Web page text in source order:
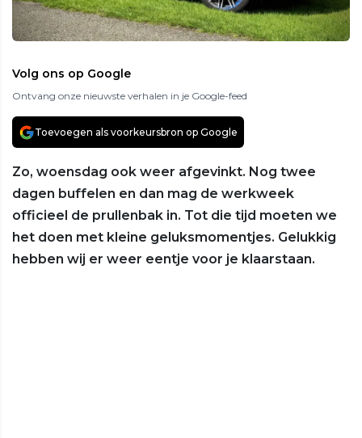
Volg ons op Google
Ontvang onze nieuwste verhalen in je Google-feed
Toevoegen als voorkeursbron op Google
Zo, woensdag ook weer afgevinkt. Nog twee
dagen buffelen en dan mag de werkweek
officieel de prullenbak in. Tot die tijd moeten we
het doen met kleine geluksmomentjes. Gelukkig
hebben wij er weer eentje voor je klaarstaan.